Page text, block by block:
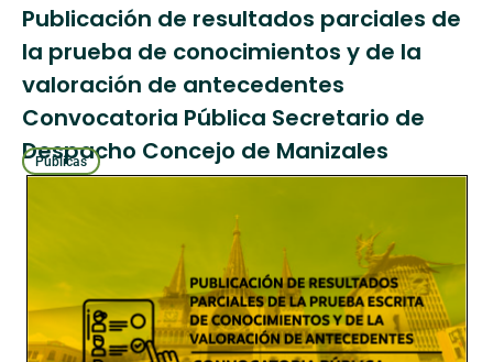
ayuda
a
la
navegación
Manizales
Publicación de resultados parciales de
la prueba de conocimientos y de la
valoración de antecedentes
Convocatoria Pública Secretario de
Despacho Concejo de Manizales
Públicas